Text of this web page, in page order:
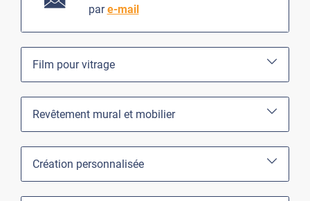
pare-mail
Film pour vitrage
Revêtement mural et mobilier
Création personnalisée